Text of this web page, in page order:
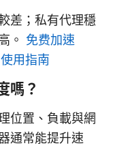
差；私有代理穩
。 免费加速
用指南
嗎？
位置、負載與網
通常能提升速